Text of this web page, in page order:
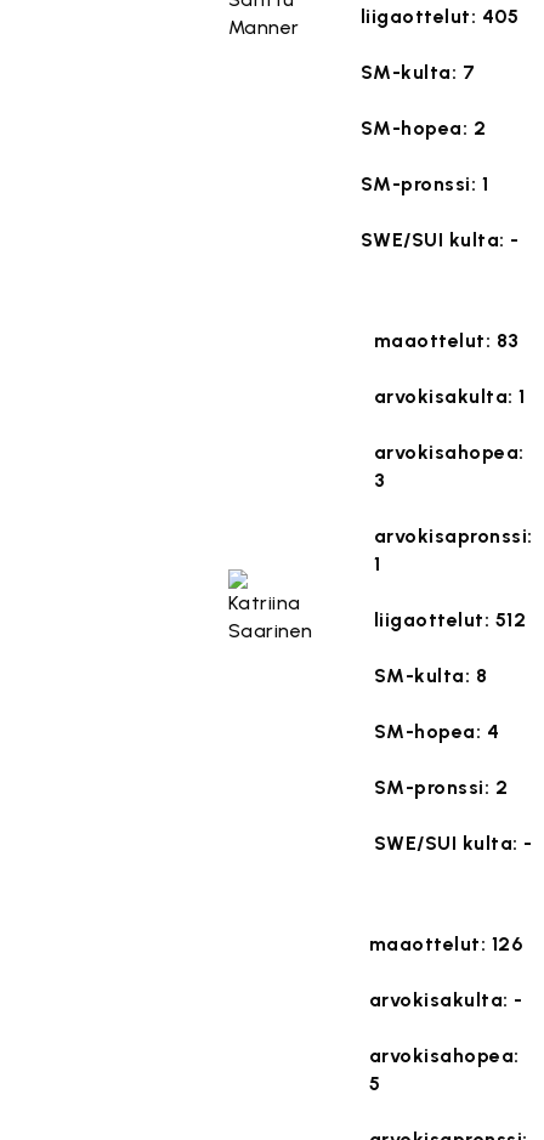
liigaottelut: 405
SM-kulta: 7
SM-hopea: 2
SM-pronssi: 1
SWE/SUI kulta: -
maaottelut: 83
arvokisakulta: 1
arvokisahopea:
3
arvokisapronssi:
1
liigaottelut: 512
SM-kulta: 8
SM-hopea: 4
SM-pronssi: 2
SWE/SUI kulta: -
maaottelut: 126
arvokisakulta: -
arvokisahopea:
5